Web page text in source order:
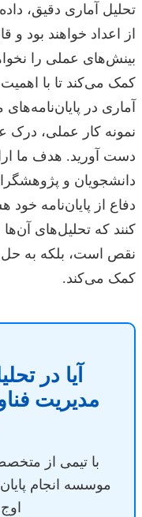
تحلیل آماری دقیق،
از اعداد خواهند بود و
بینش‌های عملی را
کمک می‌کند تا با
آماری در
نمونه کار عملی، درک
دست آورید. هدف ما
دانشجویان و
دفاع از پایان‌نامه
کنند که تحلیل‌های
نقص است، بلکه به حل
کمک می‌کند.
آیا در
مدیریت
با تیمی از
موسسه انجام پایان